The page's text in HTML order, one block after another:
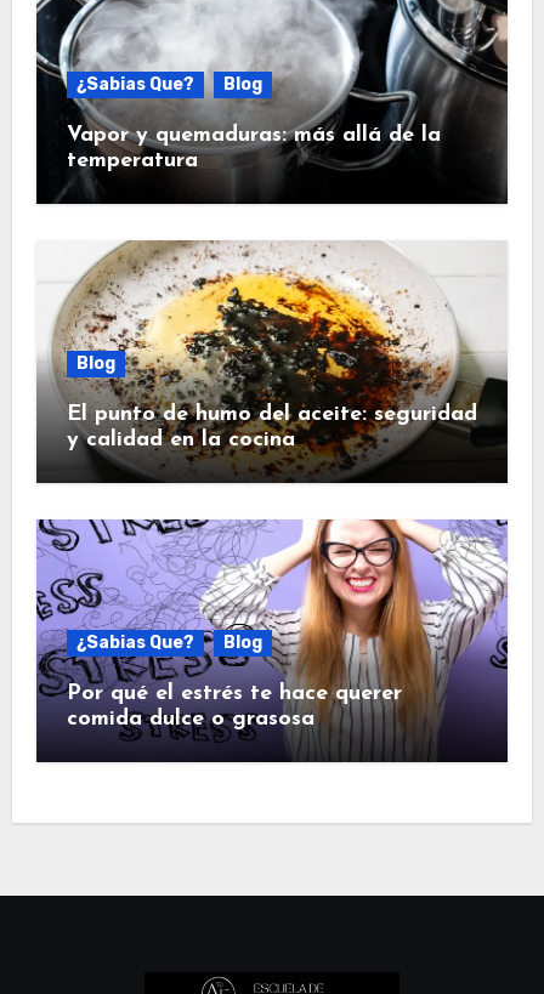
¿Sabias Que? Blog
Vapor y quemaduras: más allá de la
temperatura
Blog
El punto de humo del aceite: seguridad
y calidad en la cocina
¿Sabias Que? Blog
Por qué el estrés te hace querer
comida dulce o grasosa